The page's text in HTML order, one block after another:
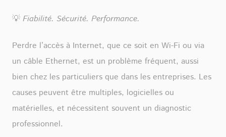
💡 Fiabilité. Sécurité. Performance.
Perdre l’accès à Internet, que ce soit en Wi-Fi ou via
un câble Ethernet, est un problème fréquent, aussi
bien chez les particuliers que dans les entreprises. Les
causes peuvent être multiples, logicielles ou
matérielles, et nécessitent souvent un diagnostic
professionnel.